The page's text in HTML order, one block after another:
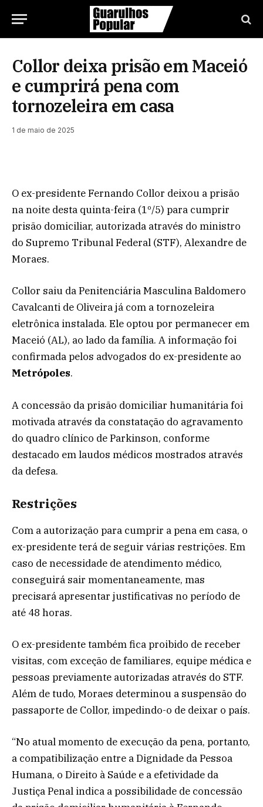
Collor deixa prisão em Maceió
e cumprirá pena com
tornozeleira em casa
1 de maio de 2025
O ex-presidente Fernando Collor deixou a prisão
na noite desta quinta-feira (1º/5) para cumprir
prisão domiciliar, autorizada através do ministro
do Supremo Tribunal Federal (STF), Alexandre de
Moraes.
Collor saiu da Penitenciária Masculina Baldomero
Cavalcanti de Oliveira já com a tornozeleira
eletrônica instalada. Ele optou por permanecer em
Maceió (AL), ao lado da família. A informação foi
confirmada pelos advogados do ex-presidente ao
Metrópoles.
A concessão da prisão domiciliar humanitária foi
motivada através da constatação do agravamento
do quadro clínico de Parkinson, conforme
destacado em laudos médicos mostrados através
da defesa.
Restrições
Com a autorização para cumprir a pena em casa, o
ex-presidente terá de seguir várias restrições. Em
caso de necessidade de atendimento médico,
conseguirá sair momentaneamente, mas
precisará apresentar justificativas no período de
até 48 horas.
O ex-presidente também fica proibido de receber
visitas, com exceção de familiares, equipe médica e
pessoas previamente autorizadas através do STF.
Além de tudo, Moraes determinou a suspensão do
passaporte de Collor, impedindo-o de deixar o país.
“No atual momento de execução da pena, portanto,
a compatibilização entre a Dignidade da Pessoa
Humana, o Direito à Saúde e a efetividade da
Justiça Penal indica a possibilidade de concessão